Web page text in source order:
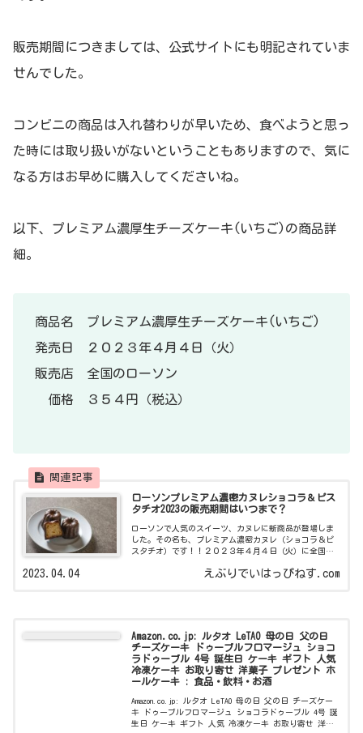
販売期間につきましては、公式サイトにも明記されていま
せんでした。
コンビニの商品は入れ替わりが早いため、食べようと思っ
た時には取り扱いがないということもありますので、気に
なる方はお早めに購入してくださいね。
以下、プレミアム濃厚生チーズケーキ(いちご)の商品詳
細。
商品名 プレミアム濃厚生チーズケーキ(いちご)
発売日 ２０２３年４月４日（火）
販売店 全国のローソン
価格 ３５４円（税込）
ローソンプレミアム濃密カヌレショコラ＆ピス
タチオ2023の販売期間はいつまで？
ローソンで人気のスイーツ、カヌレに新商品が登場しま
した。その名も、プレミアム濃密カヌレ（ショコラ＆ピ
スタチオ）です！！２０２３年４月４日（火）に全国の
オがトッピングされているため、ピスタチオ
えぶりでいはっぴねす.com
2023.04.04
Amazon.co.jp: ルタオ LeTAO 母の日 父の日
チーズケーキ ドゥーブルフロマージュ ショコ
ラドゥーブル 4号 誕生日 ケーキ ギフト 人気
冷凍ケーキ お取り寄せ 洋菓子 プレゼント ホ
ールケーキ : 食品・飲料・お酒
Amazon.co.jp: ルタオ LeTAO 母の日 父の日 チーズケー
キ ドゥーブルフロマージュ ショコラドゥーブル 4号 誕
生日 ケーキ ギフト 人気 冷凍ケーキ お取り寄せ 洋菓